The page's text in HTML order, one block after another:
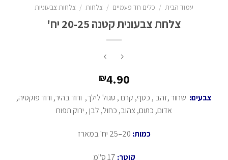
עמוד הבית / כלים חד פעמיים / צלחות / צלחות צבעוניות
צלחת צבעונית קטנה 20-25 יח'
₪4.90
צבעים: שחור ,זהב , כסף, קרם , סגול לילך, ורוד בהיר, ורוד פוקסיה,
אדום, כתום, צהוב, כחול, לבן , ירוק תפוח
כמות: 20
–25 יח' במארז
קוטר: